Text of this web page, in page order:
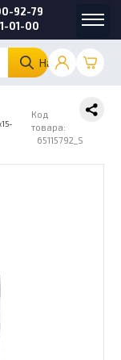
Найти
92-79
01-00
Код
товара:
65115792_S